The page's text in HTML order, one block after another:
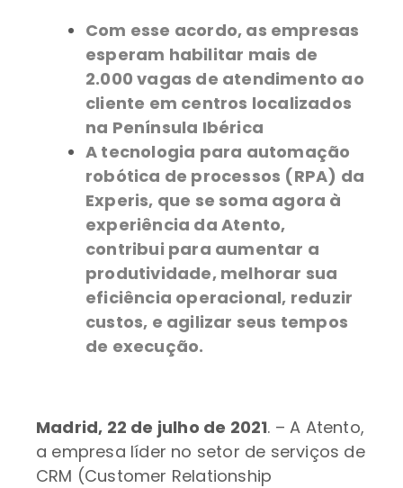
Com esse acordo, as empresas
esperam habilitar mais de
2.000 vagas de atendimento ao
cliente em centros localizados
na Península Ibérica
A tecnologia para automação
robótica de processos (RPA) da
Experis, que se soma agora à
experiência da Atento,
contribui para aumentar a
produtividade, melhorar sua
eficiência operacional, reduzir
custos, e agilizar seus tempos
de execução.
Madrid, 22 de julho de 2021. – A Atento,
a empresa líder no setor de serviços de
CRM (Customer Relationship